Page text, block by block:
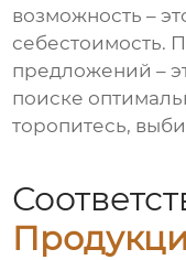
возможность –
себестоимость.
предложений –
поиске
торопитесь,